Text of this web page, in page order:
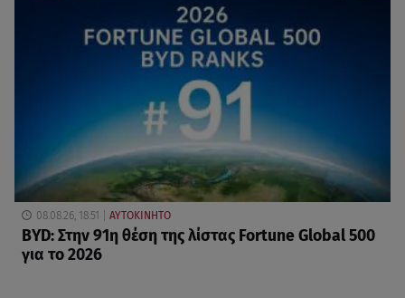
08.08.26, 18:51 ΑΥΤΟΚΙΝΗΤΟ
BYD: Στην 91η θέση της λίστας Fortune Global 500
για το 2026